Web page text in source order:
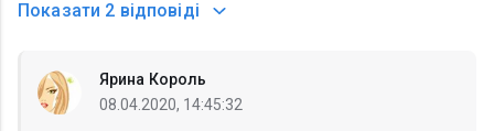
Показати 2 відповіді
Ярина Король
08.04.2020, 14:45:32